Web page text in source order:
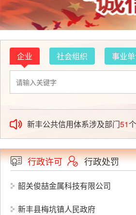
企业 社会组织 事业
新丰公共信用体系涉及部门51
行政许可 行政处罚
韶关俊喆金属科技有限公司
新丰县梅坑镇人民政府